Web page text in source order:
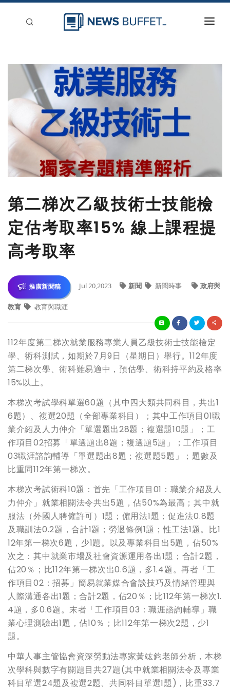
新聞稿分類
登入
刊登
第二梯次乙級技術士技能檢
定估考取率15% 線上課程提
高考取率
推廣新聞稿 Jul 20,2023 新聞 新聞時事 政府與
教育 教育與職涯
112年度第二梯次就業服務專業人員乙級技術士技能檢定
學、術科測試，如期於7月9日（星期日）舉行。112年度
第二梯次學、術科難易適中，預估學、術科持平約及格率
15%以上。
本梯次考試學科單選60題（其中四大類共同科目，共出1
6題）、複選20題（全部專業科目）；其中工作項目01職
業介紹及人力仲介「單選題出28題；複選題10題」；工
作項目02招募「單選題出8題；複選題5題」；工作項目
03職涯諮詢輔導「單選題出8題；複選題5題」；題數及
比重同112年第一梯次。
本梯次考試術科10題：首先「工作項目01：職業介紹及人
力仲介」就業相關法令共出5題，佔50%為最高；其中就
服法（外國人聘僱許可）1題；僱用法1題；促進法0.8題
及職訓法0.2題，合計1題；勞退條例1題；性工法1題。比1
12年第一梯次6題，少1題。以及專業科目出5題，佔50%
次之：其中就業市場及社會資源運用各出1題；合計2題，
佔20％；比112年第一梯次出0.6題，多1.4題。再者「工
作項目02：招募」簡易就業媒合會談技巧及情緒管理與
人際溝通各出1題；合計2題，佔20％；比112年第一梯次1.
4題，多0.6題。末者「工作項目03：職涯諮詢輔導」職
業心理測驗出1題，佔10％；比112年第一梯次2題，少1
題。
中華人事主管協會資深勞動法專家黃竑鈞老師分析，本梯
次學科與數字有關題目共27題(其中就業相關法令及專業
科目單選24題及複選2題、共同科目單選1題)，比重33.7